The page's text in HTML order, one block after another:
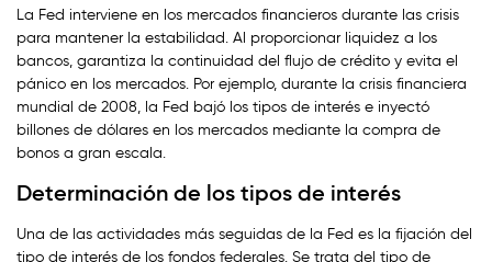
La Fed interviene en los mercados financieros durante las crisis
para mantener la estabilidad. Al proporcionar liquidez a los
bancos, garantiza la continuidad del flujo de crédito y evita el
pánico en los mercados. Por ejemplo, durante la crisis financiera
mundial de 2008, la Fed bajó los tipos de interés e inyectó
billones de dólares en los mercados mediante la compra de
bonos a gran escala.
Determinación de los tipos de interés
Una de las actividades más seguidas de la Fed es la fijación del
tipo de interés de los fondos federales. Se trata del tipo de